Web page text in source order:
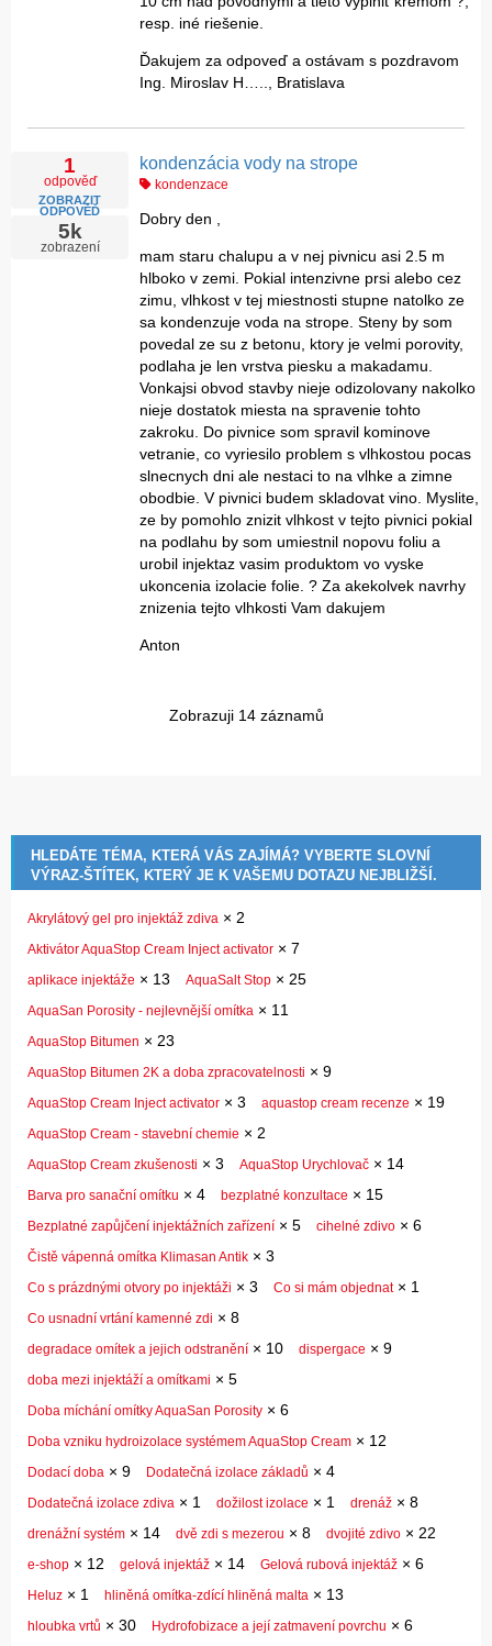
resp. iné riešenie.
Ďakujem za odpoveď a ostávam s pozdravom
Ing. Miroslav H….., Bratislava
1
odpověď
ZOBRAZIT
ODPOVĚĎ
5k
zobrazení
kondenzácia vody na strope
kondenzace
Dobry den ,
mam staru chalupu a v nej pivnicu asi 2.5 m
hlboko v zemi. Pokial intenzivne prsi alebo cez
zimu, vlhkost v tej miestnosti stupne natolko ze
sa kondenzuje voda na strope. Steny by som
povedal ze su z betonu, ktory je velmi porovity,
podlaha je len vrstva piesku a makadamu.
Vonkajsi obvod stavby nieje odizolovany nakolko
nieje dostatok miesta na spravenie tohto
zakroku. Do pivnice som spravil kominove
vetranie, co vyriesilo problem s vlhkostou pocas
slnecnych dni ale nestaci to na vlhke a zimne
obodbie. V pivnici budem skladovat vino. Myslite,
ze by pomohlo znizit vlhkost v tejto pivnici pokial
na podlahu by som umiestnil nopovu foliu a
urobil injektaz vasim produktom vo vyske
ukoncenia izolacie folie. ? Za akekolvek navrhy
znizenia tejto vlhkosti Vam dakujem
Anton
Zobrazuji 14 záznamů
HLEDÁTE TÉMA, KTERÁ VÁS ZAJÍMÁ? VYBERTE SLOVNÍ
VÝRAZ-ŠTÍTEK, KTERÝ JE K VAŠEMU DOTAZU NEJBLIŽŠÍ.
Akrylátový gel pro injektáž zdiva × 2
Aktivátor AquaStop Cream Inject activator × 7
aplikace injektáže × 13 AquaSalt Stop × 25
AquaSan Porosity - nejlevnější omítka × 11
AquaStop Bitumen × 23
AquaStop Bitumen 2K a doba zpracovatelnosti × 9
AquaStop Cream Inject activator × 3 aquastop cream recenze × 19
AquaStop Cream - stavební chemie × 2
AquaStop Cream zkušenosti × 3 AquaStop Urychlovač × 14
Barva pro sanační omítku × 4 bezplatné konzultace × 15
Bezplatné zapůjčení injektážních zařízení × 5 cihelné zdivo × 6
Čistě vápenná omítka Klimasan Antik × 3
Co s prázdnými otvory po injektáži × 3 Co si mám objednat× 1
Co usnadní vrtání kamenné zdi × 8
degradace omítek a jejich odstranění × 10 dispergace × 9
doba mezi injektáží a omítkami × 5
Doba míchání omítky AquaSan Porosity × 6
Doba vzniku hydroizolace systémem AquaStop Cream × 12
Dodací doba × 9 Dodatečná izolace základů × 4
Dodatečná izolace zdiva × 1 dožilost izolace × 1 drenáž × 8
drenážní systém × 14 dvě zdi s mezerou × 8 dvojité zdivo × 22
e-shop × 12 gelová injektáž × 14 Gelová rubová injektáž × 6
Heluz × 1 hliněná omítka-zdící hliněná malta × 13
hloubka vrtů × 30 Hydrofobizace a její zatmavení povrchu × 6